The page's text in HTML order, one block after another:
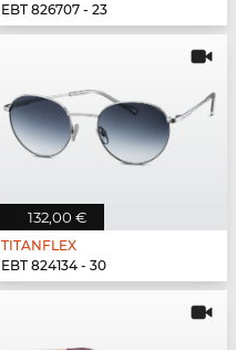
EBT 826707 - 23
132,00 €
TITANFLEX
EBT 824134 - 30